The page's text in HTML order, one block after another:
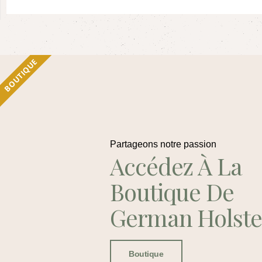
Partageons notre passion
Accédez À La
Boutique De
German
Boutique
BOUTIQUE